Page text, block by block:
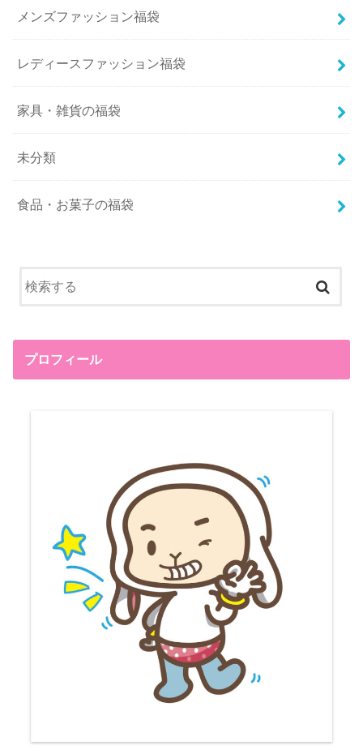
メンズファッション福袋
レディースファッション福袋
家具・雑貨の福袋
未分類
食品・お菓子の福袋
プロフィール